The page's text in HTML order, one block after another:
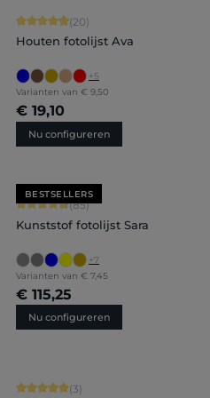
5 sterren
Gemiddelde waardering van 4.9 van
(20)
Houten fotolijst Ava
+5
Varianten van € 9,50
€ 19,10
Nu configureren
5 sterren
BESTSELLERS
Gemiddelde waardering van 4.71
(85)
Kunststof fotolijst Sara
+7
Varianten van € 7,45
€ 115,25
Nu configureren
Gemiddelde waardering van 5 van 5
(3)